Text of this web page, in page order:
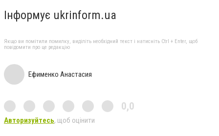
Інформує ukrinform.ua
Якщо ви помітили помилку, виділіть необхідний текст і натисніть Ctrl + Enter, щоб
повідомити про це редакцію
Ефименко Анастасия
0,0
Авторизуйтесь, щоб оцінити